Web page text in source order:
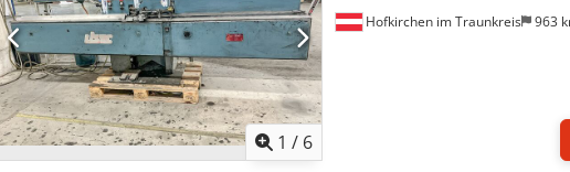
1 / 6
Hofkirchen im Traunkreis 963